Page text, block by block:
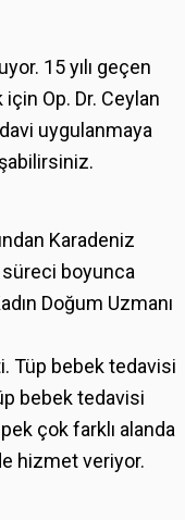
15 yılı geçen
Op. Dr. Ceylan
uygulanmaya
Karadeniz
süreci boyunca
Doğum Uzmanı
Tüp bebek tedavisi
bebek tedavisi
çok farklı alanda
hizmet veriyor.